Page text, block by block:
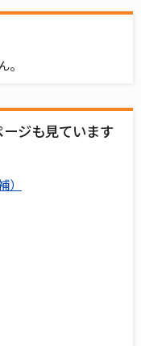
ジも見ています